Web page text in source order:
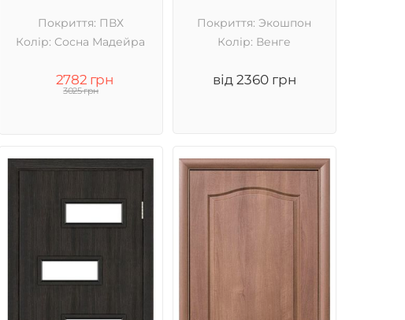
Покриття: ПВХ
Колір: Cосна Мадейра
2782 грн
3025 грн
Покриття: Экошпон
Колір: Венге
від 2360 грн